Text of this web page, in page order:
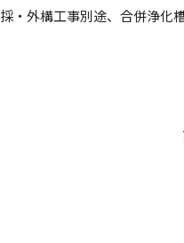
採・外構工事別途、合併浄化